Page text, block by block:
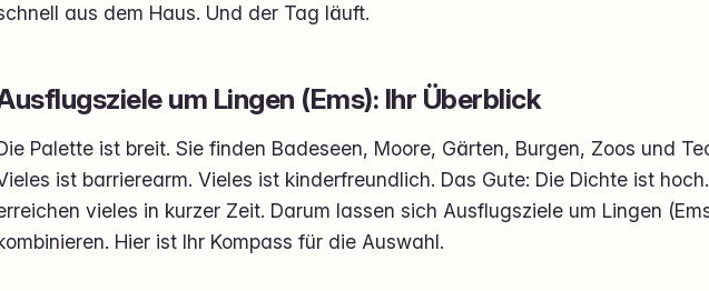
aus dem Haus. Und der Tag läuft.
um Lingen (Ems): Ihr Überblick
Palette ist breit. Sie finden Badeseen, Moore, Gärten, Burgen, Zoos und
ist barrierearm. Vieles ist kinderfreundlich. Das Gute: Die Dichte ist
vieles in kurzer Zeit. Darum lassen sich Ausflugsziele um Lingen
Hier ist Ihr Kompass für die Auswahl.